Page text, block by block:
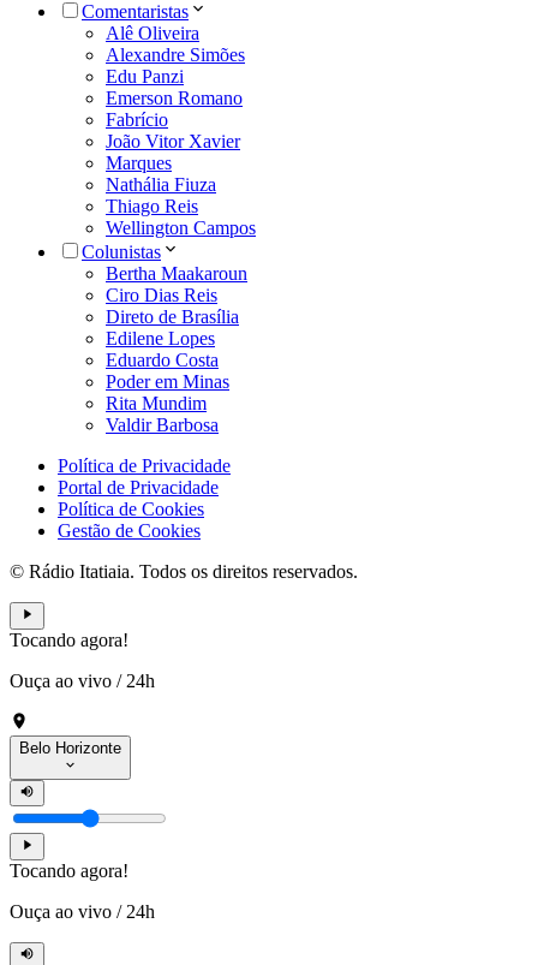
Comentaristas
Alê Oliveira
Alexandre Simões
Edu Panzi
Emerson Romano
Fabrício
João Vitor Xavier
Marques
Nathália Fiuza
Thiago Reis
Wellington Campos
Colunistas
Bertha Maakaroun
Ciro Dias Reis
Direto de Brasília
Edilene Lopes
Eduardo Costa
Poder em Minas
Rita Mundim
Valdir Barbosa
Política de Privacidade
Portal de Privacidade
Política de Cookies
Gestão de Cookies
© Rádio Itatiaia. Todos os direitos reservados.
Tocando agora!
Ouça ao vivo / 24h
Belo Horizonte
Tocando agora!
Ouça ao vivo / 24h